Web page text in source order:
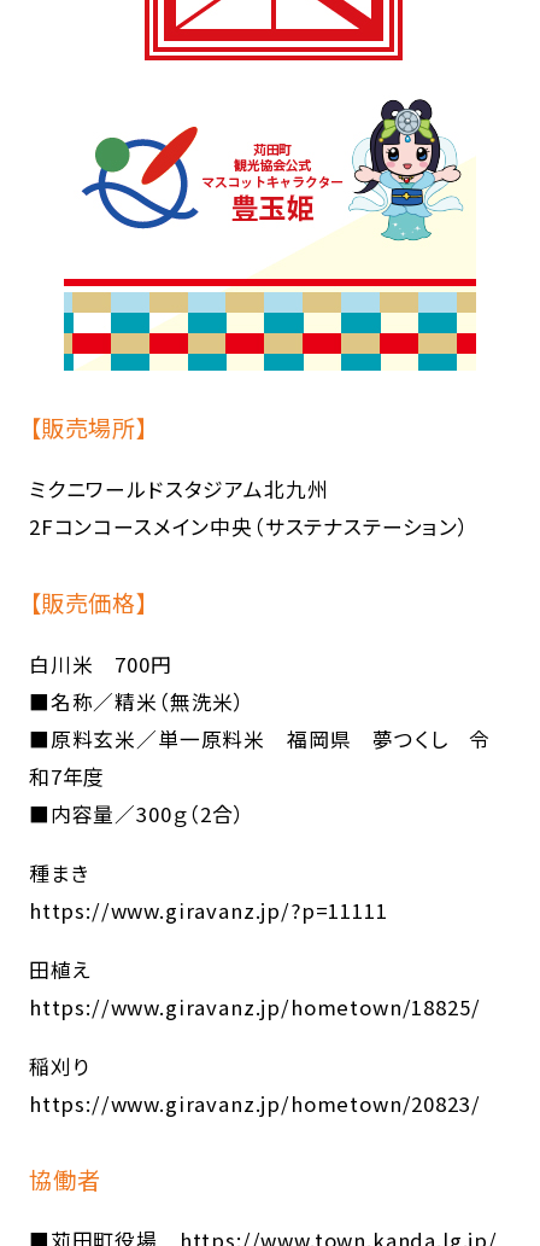
【販売場所】
ミクニワールドスタジアム北九州
2Fコンコースメイン中央（サステナステーション）
【販売価格】
白川米 700円
■名称／精米（無洗米）
■原料玄米／単一原料米 福岡県 夢つくし 令
和7年度
■内容量／300ｇ（2合）
種まき
https://www.giravanz.jp/?p=11111
田植え
https://www.giravanz.jp/hometown/18825/
稲刈り
https://www.giravanz.jp/hometown/20823/
協働者